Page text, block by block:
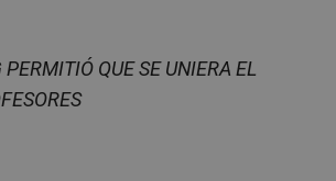
QUE SE UNIERA EL